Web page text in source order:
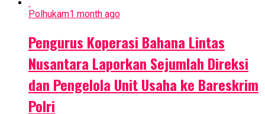
Polhukam1 month ago
Pengurus Koperasi Bahana Lintas
Nusantara Laporkan Sejumlah Direksi
dan Pengelola Unit Usaha ke Bareskrim
Polri